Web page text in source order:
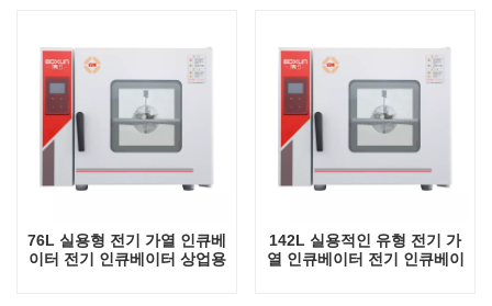
76L 실용형 전기 가열 인큐베
이터 전기 인큐베이터 상업용
142L 실용적인 유형 전기 가
열 인큐베이터 전기 인큐베이